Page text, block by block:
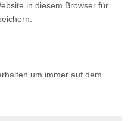
in diesem Browser für
um immer auf dem